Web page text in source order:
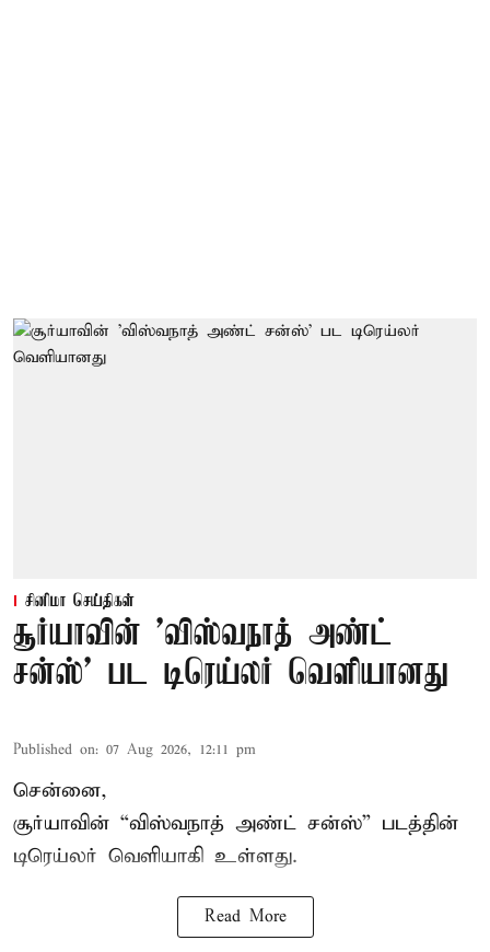
சினிமா செய்திகள்
சூர்யாவின் 'விஸ்வநாத் அண்ட்
சன்ஸ்' பட டிரெய்லர் வெளியானது
Published on: 07 Aug 2026, 12:11 pm
சென்னை,
சூர்யாவின் “விஸ்வநாத் அண்ட் சன்ஸ்” படத்தின்
டிரெய்லர் வெளியாகி உள்ளது.
Read More